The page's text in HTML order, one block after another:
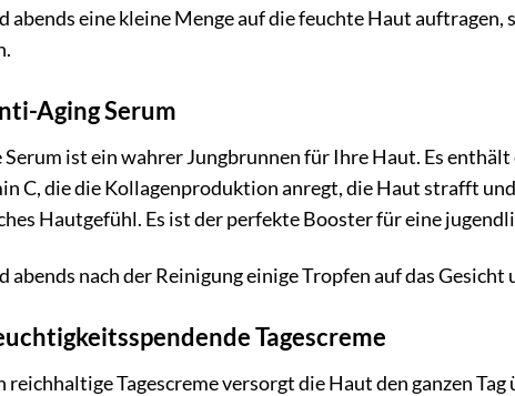
abends eine kleine Menge auf die feuchte Haut
Aging Serum
ist ein wahrer Jungbrunnen für Ihre Haut. Es
C, die die Kollagenproduktion anregt, die Haut strafft
Hautgefühl. Es ist der perfekte Booster für eine
abends nach der Reinigung einige Tropfen auf das
Tagescreme
reichhaltige Tagescreme versorgt die Haut den ganzen